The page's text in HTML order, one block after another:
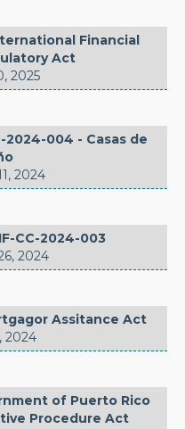
Financial
Act
2025
2024-004 - Casas de
2024
CC-2024-003
2024
Assitance Act
2024
of Puerto Rico
Procedure Act